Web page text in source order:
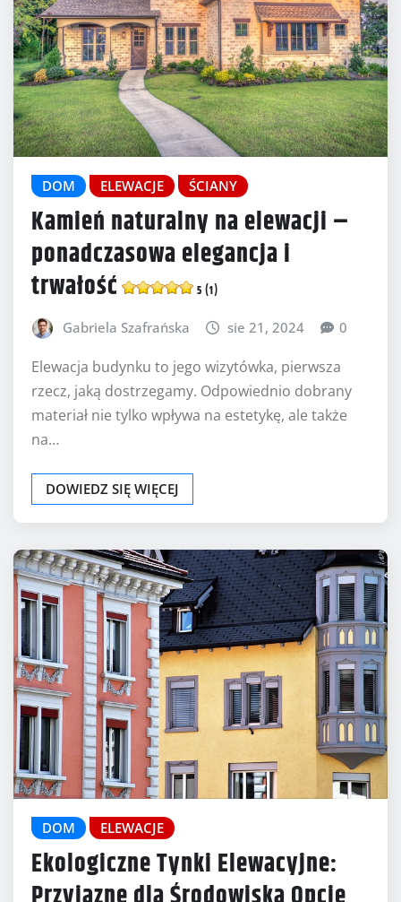
DOM ELEWACJE ŚCIANY
Kamień naturalny na elewacji –
ponadczasowa elegancja i
trwałość
5 (1)
Gabriela Szafrańska sie 21, 2024 0
Elewacja budynku to jego wizytówka, pierwsza
rzecz, jaką dostrzegamy. Odpowiednio dobrany
materiał nie tylko wpływa na estetykę, ale także
na…
DOWIEDZ SIĘ WIĘCEJ
DOM ELEWACJE
Ekologiczne Tynki Elewacyjne: